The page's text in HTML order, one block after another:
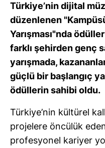
Türkiye’nin dijital
düzenlenen
Yarışması"nda
farklı şehirden genç
yarışmada,
güçlü bir başlangıç
ödüllerin sahibi oldu.
Türkiye’nin kültürel
projelere öncülük
profesyonel kariyer